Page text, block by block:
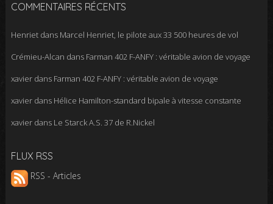
COMMENTAIRES RÉCENTS
Henrietdans Marcel Henriet, le pilote aux 33 500 heures de vol
Crémieu-Alcan dans Farman 402 F-ANFY : véritable avion de voyage
xavierdans Farman 402 F-ANFY : véritable avion de voyage
xavierdans Hélice Hamilton-standard bipale à vitesse constante
xavierdans Le Starck A.S. 37 de R.Nickel
FLUX RSS
RSS - Articles